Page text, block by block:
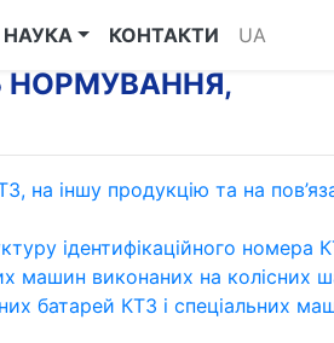
НАУКА КОНТАКТИ UA
НОРМУВАННЯ,
на іншу продукцію та на
ідентифікаційного номера
машин виконаних на колісних
батарей КТЗ і спеціальних